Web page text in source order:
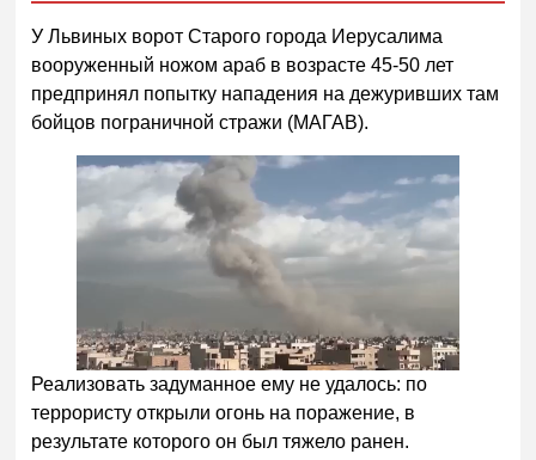
У Львиных ворот Старого города Иерусалима
вооруженный ножом араб в возрасте 45-50 лет
предпринял попытку нападения на дежуривших там
бойцов пограничной стражи (МАГАВ).
Реализовать задуманное ему не удалось: по
террористу открыли огонь на поражение, в
результате которого он был тяжело ранен.